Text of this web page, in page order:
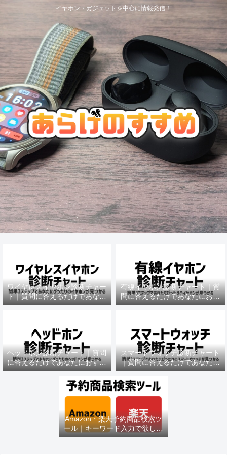
イヤホン・ガジェットを中心に情報発信！
ワイヤレスイヤホン診断チャー
ト｜質問に答えるだけであなた
におすすめの機種がわかる
有線イヤホン診断チャート｜質
問に答えるだけであなたにおす
すめの機種がわかる
ヘッドホン診断チャート｜質問
に答えるだけであなたにおすす
めの機種がわかる
スマートウォッチ診断チャート
｜質問に答えるだけであなたに
おすすめの機種がわかる
Amazon・楽天予約商品検索ツ
ール｜キーワード入力で欲しい
商品を即チェック